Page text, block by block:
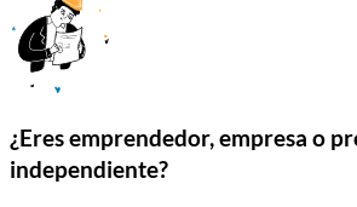
¿Eres emprendedor, empresa o
independiente?